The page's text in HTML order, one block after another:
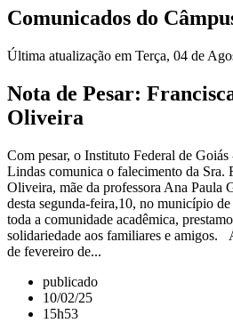
Comunicados do
Última atualização em Terça, 04 de
Nota de Pesar:
Oliveira
Com pesar, o Instituto Federal de
Lindas comunica o falecimento da Sra.
Oliveira, mãe da professora Ana Paula
desta segunda-feira,10, no município
toda a comunidade acadêmica,
solidariedade aos familiares e amigos.
de fevereiro de...
publicado
10/02/25
15h53